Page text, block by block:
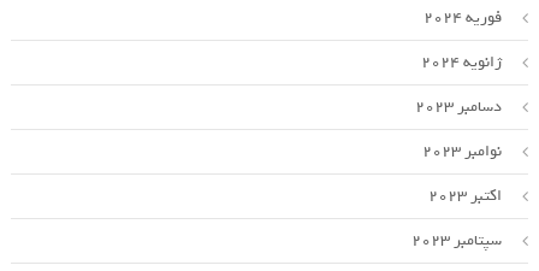
فوریه 2024
ژانویه 2024
دسامبر 2023
نوامبر 2023
اکتبر 2023
سپتامبر 2023